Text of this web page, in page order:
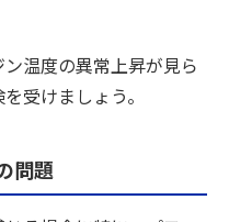
温度の異常上昇が見ら
受けましょう。
問題